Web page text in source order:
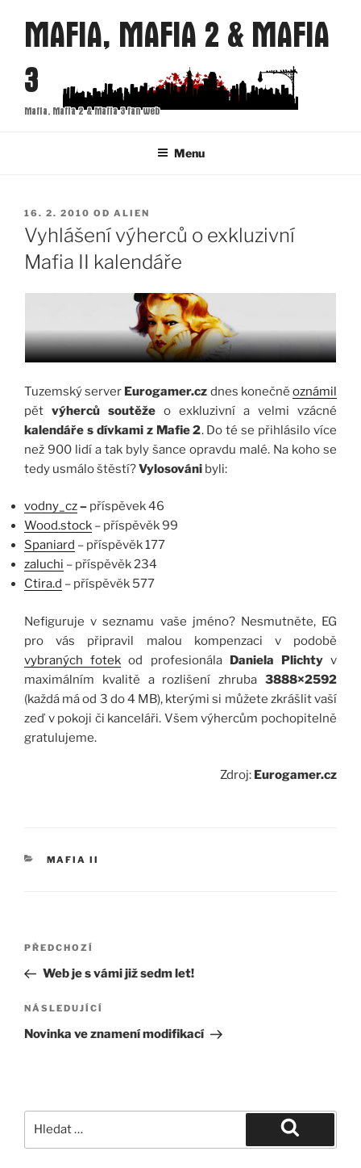
obsahu
webu
MAFIA, MAFIA 2 & MAFIA
3
Mafia, Mafia 2 & Mafia 3 fan web
Menu
PUBLIKOVÁNO
16. 2. 2010 OD ALIEN
Vyhlášení výherců o exkluzivní
Mafia II kalendáře
Tuzemský server Eurogamer.cz dnes konečněoznámil
pět výherců soutěže o exkluzivní a velmi vzácné
kalendáře s dívkami z Mafie 2. Do té se přihlásilo více
než 900 lidí a tak byly šance opravdu malé. Na koho se
tedy usmálo štěstí?Vylosováni byli:
vodny_cz– příspěvek 46
Wood.stock – příspěvěk 99
Spaniard – příspěvěk 177
zaluchi – příspěvěk 234
Ctira.d – příspěvěk 577
Nefiguruje v seznamu vaše jméno? Nesmutněte, EG
pro vás připravil malou kompenzaci v podobě
vybraných fotek od profesionála Daniela Plichtyv
maximálním kvalitě a rozlišení zhruba 3888×2592
(každá má od 3 do 4 MB), kterými si můžete zkrášlit vaší
zeď v pokoji či kanceláři. Všem výhercům pochopitelně
gratulujeme.
Zdroj: Eurogamer.cz
RUBRIKY
MAFIA II
Navigace
příspěvek
Předchozí
příspěvek
PŘEDCHOZÍ
Web je s vámi již sedm let!
Následující
příspěvek
NÁSLEDUJÍCÍ
Novinka ve znamení modifikací
Hledání